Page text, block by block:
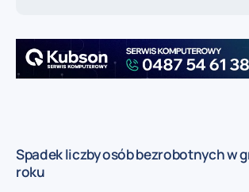
Spadek liczby osób bezrobotnych w
roku